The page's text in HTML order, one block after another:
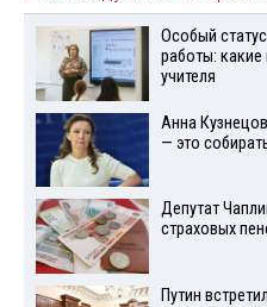
Особый
работы:
учителя
Анна
— это
Депутат
страховых
Путин